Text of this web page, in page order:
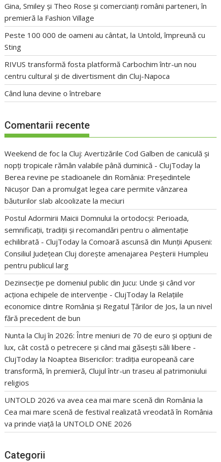
Gina, Smiley și Theo Rose și comercianți români parteneri, în
premieră la Fashion Village
Peste 100 000 de oameni au cântat, la Untold, împreună cu
Sting
RIVUS transformă fosta platformă Carbochim într-un nou
centru cultural și de divertisment din Cluj-Napoca
Când luna devine o întrebare
Comentarii recente
Weekend de foc la Cluj: Avertizările Cod Galben de caniculă și
nopți tropicale rămân valabile până duminică - ClujToday la
Berea revine pe stadioanele din România: Președintele
Nicușor Dan a promulgat legea care permite vânzarea
băuturilor slab alcoolizate la meciuri
Postul Adormirii Maicii Domnului la ortodocși: Perioada,
semnificații, tradiții și recomandări pentru o alimentație
echilibrată - ClujToday laComoară ascunsă din Munții Apuseni:
Consiliul Județean Cluj dorește amenajarea Peșterii Humpleu
pentru publicul larg
Dezinsecție pe domeniul public din Jucu: Unde și când vor
acționa echipele de intervenție - ClujToday la Relațiile
economice dintre România și Regatul Țărilor de Jos, la un nivel
fără precedent de bun
Nunta la Cluj în 2026: Între meniuri de 70 de euro și opțiuni de
lux, cât costă o petrecere și când mai găsești săli libere -
ClujToday la Noaptea Bisericilor: tradiția europeană care
transformă, în premieră, Clujul într-un traseu al patrimoniului
religios
UNTOLD 2026 va avea cea mai mare scenă din România la
Cea mai mare scenă de festival realizată vreodată în România
va prinde viață la UNTOLD ONE 2026
Categorii